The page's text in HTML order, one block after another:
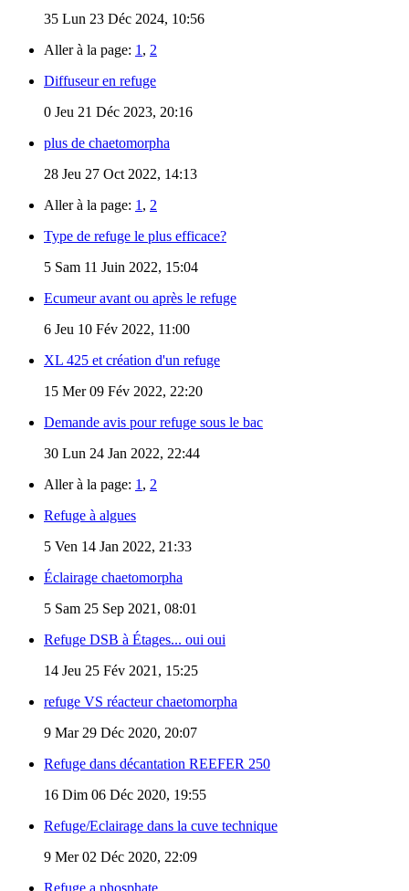
35 Lun 23 Déc 2024, 10:56
Aller à la page: 1 , 2
Diffuseur en refuge
0 Jeu 21 Déc 2023, 20:16
plus de chaetomorpha
28 Jeu 27 Oct 2022, 14:13
Aller à la page: 1 , 2
Type de refuge le plus efficace?
5 Sam 11 Juin 2022, 15:04
Ecumeur avant ou après le refuge
6 Jeu 10 Fév 2022, 11:00
XL 425 et création d'un refuge
15 Mer 09 Fév 2022, 22:20
Demande avis pour refuge sous le bac
30 Lun 24 Jan 2022, 22:44
Aller à la page: 1 , 2
Refuge à algues
5 Ven 14 Jan 2022, 21:33
Éclairage chaetomorpha
5 Sam 25 Sep 2021, 08:01
Refuge DSB à Étages... oui oui
14 Jeu 25 Fév 2021, 15:25
refuge VS réacteur chaetomorpha
9 Mar 29 Déc 2020, 20:07
Refuge dans décantation REEFER 250
16 Dim 06 Déc 2020, 19:55
Refuge/Eclairage dans la cuve technique
9 Mer 02 Déc 2020, 22:09
Refuge a phosphate